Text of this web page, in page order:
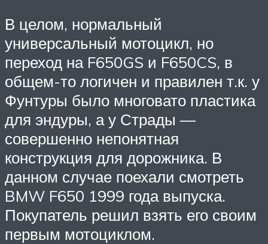
В целом, нормальный
универсальный мотоцикл, но
переход на F650GS и F650CS, в
общем-то логичен и правилен т.к. у
Фунтуры было многовато пластика
для эндуры, а у Страды —
совершенно непонятная
конструкция для дорожника. В
данном случае поехали смотреть
BMW F650 1999 года выпуска.
Покупатель решил взять его своим
первым мотоциклом.